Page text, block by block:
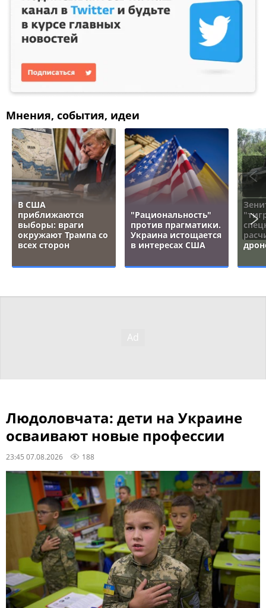
Мнения, события, идеи
В США
приближаются
выборы: враги
окружают Трампа со
всех сторон
"Рациональность"
против прагматики.
Украина истощается
в интересах США
Людоловчата: дети на Украине
осваивают новые профессии
23:45 07.08.2026 188